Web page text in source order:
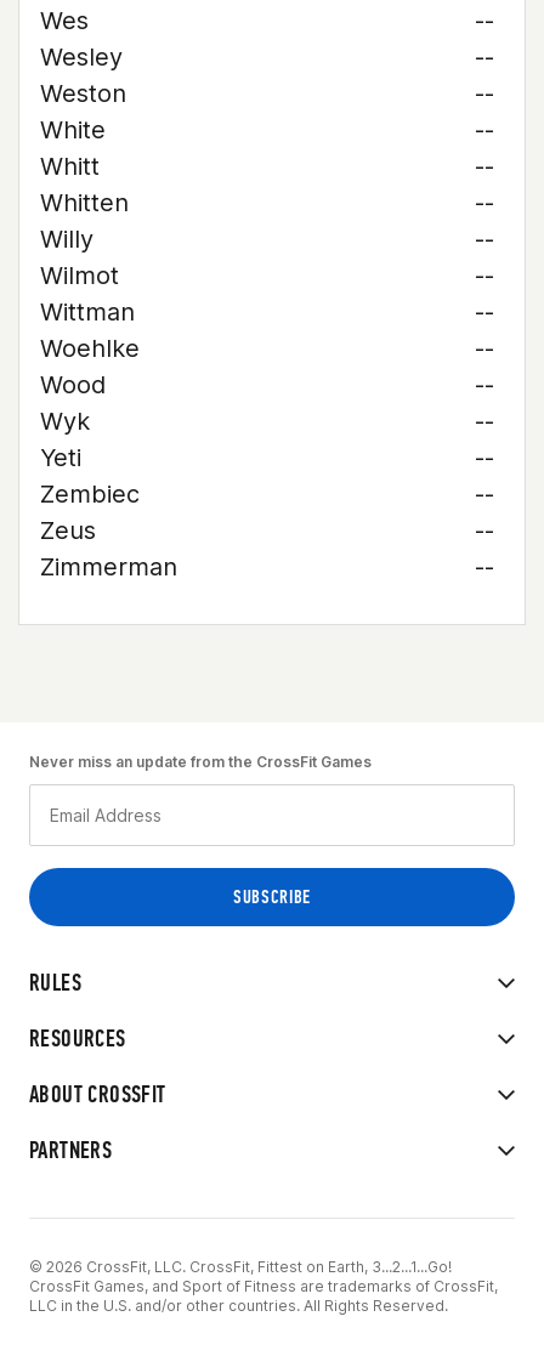
Wes
--
Wesley
--
Weston
--
White
--
Whitt
--
Whitten
--
Willy
--
Wilmot
--
Wittman
--
Woehlke
--
Wood
--
Wyk
--
Yeti
--
Zembiec
--
Zeus
--
Zimmerman
--
RULES
RESOURCES
ABOUT CROSSFIT
PARTNERS
Never miss an update from the CrossFit Games
© 2026 CrossFit, LLC. CrossFit, Fittest on Earth, 3...2...1...Go!
CrossFit Games, and Sport of Fitness are trademarks of CrossFit,
LLC in the U.S. and/or other countries. All Rights Reserved.